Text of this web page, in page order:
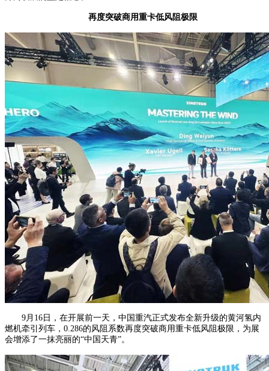
再度突破商用重卡低风阻极限
9月16日，在开展前一天，中国重汽正式发布全新升级的黄河氢内
燃机牵引列车，0.286的风阻系数再度突破商用重卡低风阻极限，为展
会增添了一抹亮丽的“中国天青”。